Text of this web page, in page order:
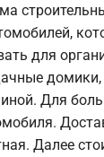
для
домики,
Для
Далее